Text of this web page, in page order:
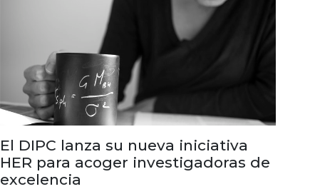
El DIPC lanza su nueva iniciativa
HER para acoger investigadoras de
excelencia